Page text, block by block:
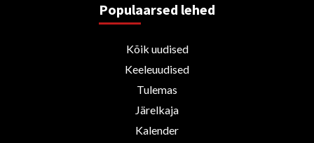
Populaarsed lehed
Kõik uudised
Keeleuudised
Tulemas
Järelkaja
Kalender